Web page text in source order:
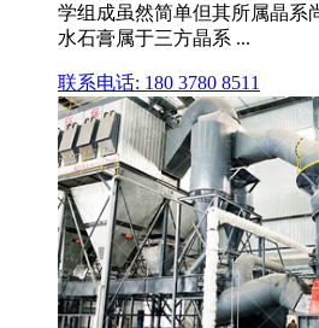
学组成虽然简单但其所属晶系
水石膏属于三方晶系 ...
联系电话: 180 3780 8511